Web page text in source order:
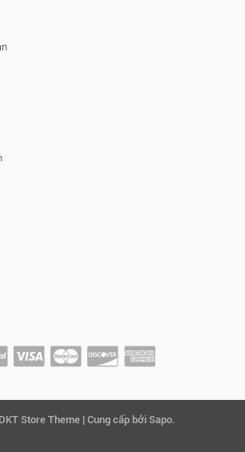
Store Theme | Cung cấp bởi Sapo.